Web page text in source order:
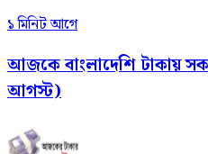
১ মিনিট আগে
আজকে বাংলাদেশি টাকায়
আগস্ট)